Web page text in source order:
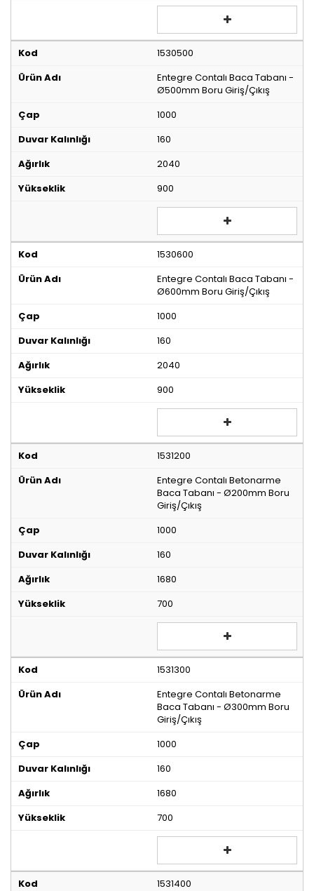
1530500
Entegre Contalı Baca Tabanı -
Ø500mm Boru Giriş/Çıkış
1000
160
2040
900
1530600
Entegre Contalı Baca Tabanı -
Ø600mm Boru Giriş/Çıkış
1000
160
2040
900
1531200
Entegre Contalı Betonarme
Baca Tabanı - Ø200mm Boru
Giriş/Çıkış
1000
160
1680
700
1531300
Entegre Contalı Betonarme
Baca Tabanı - Ø300mm Boru
Giriş/Çıkış
1000
160
1680
700
1531400